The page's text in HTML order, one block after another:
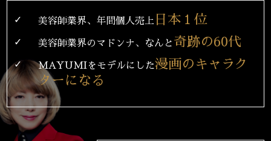
✓ 美容師業界、年間個人売上 日本１位
✓ 美容師業界のマドンナ、なんと 奇跡の60代
✓ MAYUMIをモデルにした漫画のキャラク
ターになる